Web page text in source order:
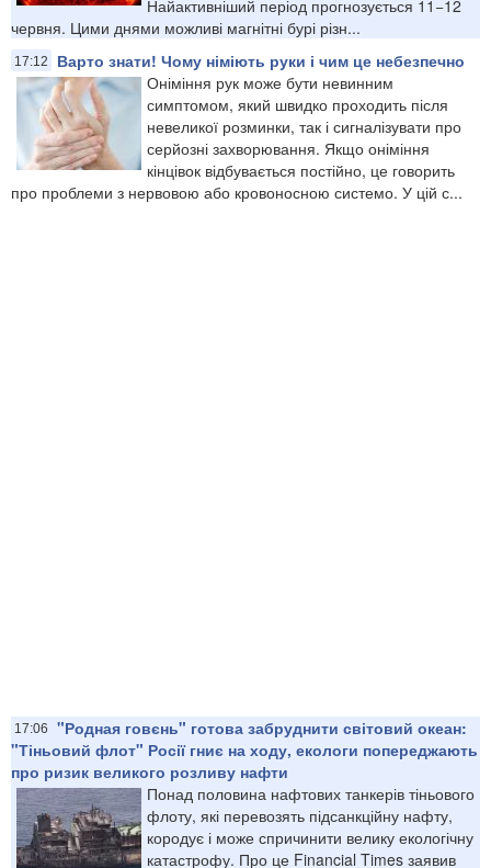
Найактивніший період прогнозується 11−12
червня. Цими днями можливі магнітні бурі різн...
17:12
Варто знати! Чому німіють руки і чим це небезпечно
Оніміння рук може бути невинним
симптомом, який швидко проходить після
невеликої розминки, так і сигналізувати про
серйозні захворювання. Якщо оніміння
кінцівок відбувається постійно, це говорить
про проблеми з нервовою або кровоносною системо. У цій с...
17:06
"Родная говєнь" готова забруднити світовий океан:
"Тіньовий флот" Росії гниє на ходу, екологи попереджають
про ризик великого розливу нафти
Понад половина нафтових танкерів тіньового
флоту, які перевозять підсанкційну нафту,
кородує і може спричинити велику екологічну
катастрофу. Про це Financial Times заявив